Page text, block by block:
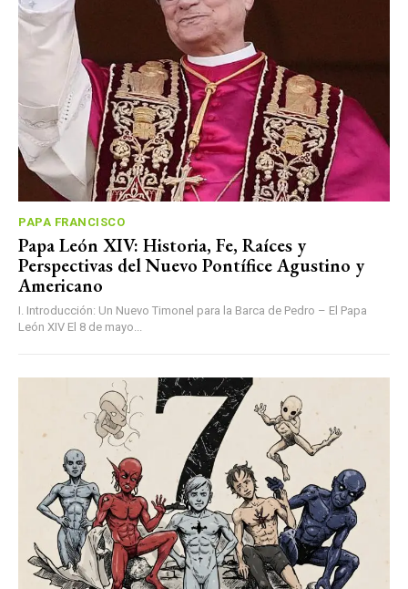
PAPA FRANCISCO
Papa León XIV: Historia, Fe, Raíces y
Perspectivas del Nuevo Pontífice Agustino y
Americano
I. Introducción: Un Nuevo Timonel para la Barca de Pedro – El Papa
León XIV El 8 de mayo...